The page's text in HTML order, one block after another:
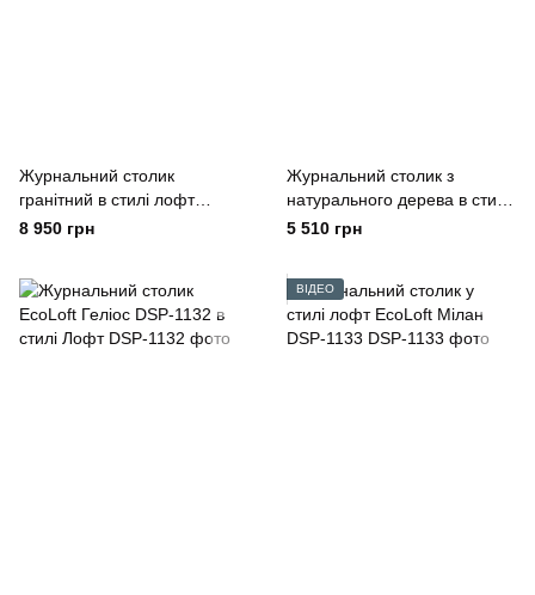
Журнальний столик
гранітний в стилі лофт
EcoLoft Stone ST-1092
8 950 грн
Журнальний столик з
натурального дерева в стилі
лофт EcoLoft Верона WO-
5 510 грн
ВІДЕО